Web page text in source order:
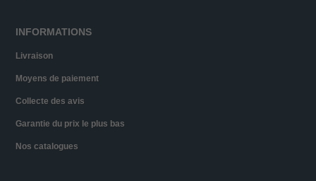
INFORMATIONS
Livraison
Moyens de paiement
Collecte des avis
Garantie du prix le plus bas
Nos catalogues